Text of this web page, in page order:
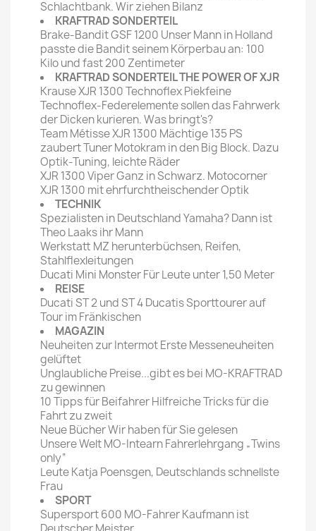
Schlachtbank. Wir ziehen Bilanz
KRAFTRAD SONDERTEIL
Brake-Bandit GSF 1200 Unser Mann in Holland
passte die Bandit seinem Körperbau an: 100
Kilo und fast 200 Zentimeter
KRAFTRAD SONDERTEIL THE POWER OF XJR
Krause XJR 1300 Technoflex Piekfeine
Technoflex-Federelemente sollen das Fahrwerk
der Dicken kurieren. Was bringt's?
Team Métisse XJR 1300 Mächtige 135 PS
zaubert Tuner Motokram in den Big Block. Dazu
Optik-Tuning, leichte Räder
XJR 1300 Viper Ganz in Schwarz. Motocorner
XJR 1300 mit ehrfurchtheischender Optik
TECHNIK
Spezialisten in Deutschland Yamaha? Dann ist
Theo Laaks ihr Mann
Werkstatt MZ herunterbüchsen, Reifen,
Stahlflexleitungen
Ducati Mini Monster Für Leute unter 1,50 Meter
REISE
Ducati ST 2 und ST 4 Ducatis Sporttourer auf
Tour im Fränkischen
MAGAZIN
Neuheiten zur Intermot Erste Messeneuheiten
gelüftet
Unglaubliche Preise...gibt es bei MO-KRAFTRAD
zu gewinnen
10 Tipps für Beifahrer Hilfreiche Tricks für die
Fahrt zu zweit
Neue Bücher Wir haben für Sie gelesen
Unsere Welt MO-Intearn Fahrerlehrgang „Twins
only“
Leute Katja Poensgen, Deutschlands schnellste
Frau
SPORT
Supersport 600 MO-Fahrer Kaufmann ist